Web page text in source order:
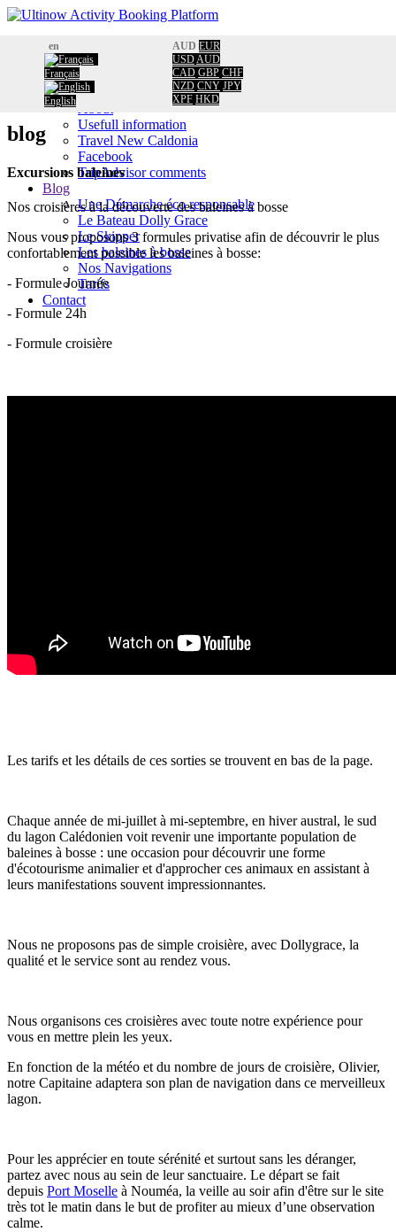
en
Français
English
AUD EUR
USDAUD
CAD GBP CHF
NZD CNY JPY
XPF HKD
Home
Booking
Calendar
Information
Usefull information
Travel New Caldonia
Facebook
TripAdvisor comments
Blog
Une Démarche éco responsable
Le Bateau Dolly Grace
Le Skipper
Les baleines à bosse
Nos Navigations
Tarifs
Contact
Home/
Excursions baleines
blog
Excursions baleines
Nos croisières à la découverte des baleines à bosse
Nous vous proposons 3 formules privatise afin de découvrir le plus
confortablement possible les baleines à bosse:
- Formule Journée
- Formule 24h
- Formule croisière
Les tarifs et les détails de ces sorties se trouvent en bas de la page.
Chaque année de mi-juillet à mi-septembre, en hiver austral, le sud
du lagon Calédonien voit revenir une importante population de
baleines à bosse : une occasion pour découvrir une forme
d'écotourisme animalier et d'approcher ces animaux en assistant à
leurs manifestations souvent impressionnantes.
Nous ne proposons pas de simple croisière, avec Dollygrace, la
qualité et le service sont au rendez vous.
Nous organisons ces croisières avec toute notre expérience pour
vous en mettre plein les yeux.
En fonction de la météo et du nombre de jours de croisière, Olivier,
notre Capitaine adaptera son plan de navigation dans ce merveilleux
lagon.
Pour les apprécier en toute sérénité et surtout sans les déranger,
partez avec nous au sein de leur sanctuaire. Le départ se fait
depuis Port Moselle à Nouméa, la veille au soir afin d'être sur le site
très tot le matin dans le but de profiter au mieux d’une observation
calme.